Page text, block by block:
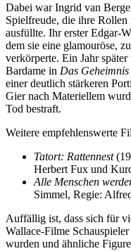
Dabei war Ingrid van
Spielfreude, die ihre
ausfüllte. Ihr erster Edgar-
dem sie eine glamouröse,
verkörperte. Ein Jahr später
Bardame in Das
einer deutlich stärkeren
Gier nach Materiellem
Tod bestraft.
Weitere empfehlenswerte
Tatort: Rattennest
Herbert Fux und
Alle Menschen
Simmel, Regie:
Auffällig ist, dass sich für
Wallace-Filme
wurden und ähnliche